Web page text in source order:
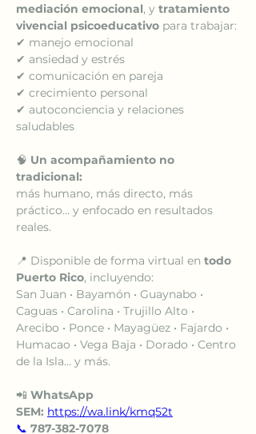
mediación emocional, y tratamiento
vivencial psicoeducativo para trabajar:
✔ manejo emocional
✔ ansiedad y estrés
✔ comunicación en pareja
✔ crecimiento personal
✔ autoconciencia y relaciones
saludables
🧠 Un acompañamiento no
tradicional:
más humano, más directo, más
práctico… y enfocado en resultados
reales.
📍 Disponible de forma virtual en todo
Puerto Rico, incluyendo:
San Juan • Bayamón • Guaynabo •
Caguas • Carolina • Trujillo Alto •
Arecibo • Ponce • Mayagüez • Fajardo •
Humacao • Vega Baja • Dorado • Centro
de la Isla… y más.
📲 WhatsApp
SEM: https://wa.link/kmq52t
📞 787-382-7078